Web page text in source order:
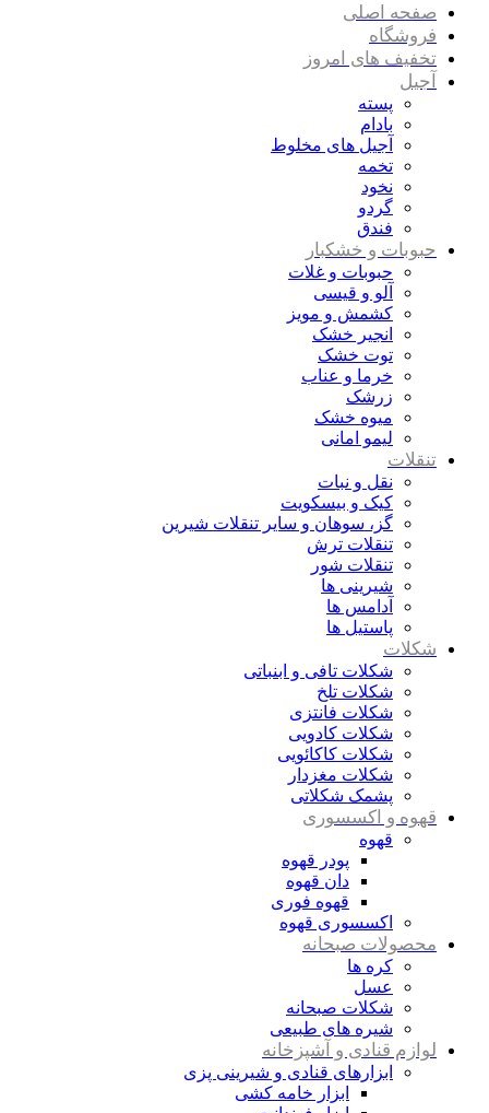
صفحه اصلی
فروشگاه
تخفیف های امروز
آجیل
پسته
بادام
آجیل های مخلوط
تخمه
نخود
گردو
فندق
حبوبات و خشکبار
حبوبات و غلات
آلو و قیسی
کشمش و مویز
انجیر خشک
توت خشک
خرما و عناب
زرشک
میوه خشک
لیمو امانی
تنقلات
نقل و نبات
کیک و بیسکویت
گز، سوهان و سایر تنقلات شیرین
تنقلات ترش
تنقلات شور
شیرینی ها
آدامس ها
پاستیل ها
شکلات
شکلات تافی و ابنباتی
شکلات تلخ
شکلات فانتزی
شکلات کادویی
شکلات کاکائویی
شکلات مغزدار
پشمک شکلاتی
قهوه و اکسسوری
قهوه
پودر قهوه
دان قهوه
قهوه فوری
اکسسوری قهوه
محصولات صبحانه
کره ها
عسل
شکلات صبحانه
شیره های طبیعی
لوازم قنادی و آشپزخانه
ابزارهای قنادی و شیرینی پزی
ابزار خامه کشی